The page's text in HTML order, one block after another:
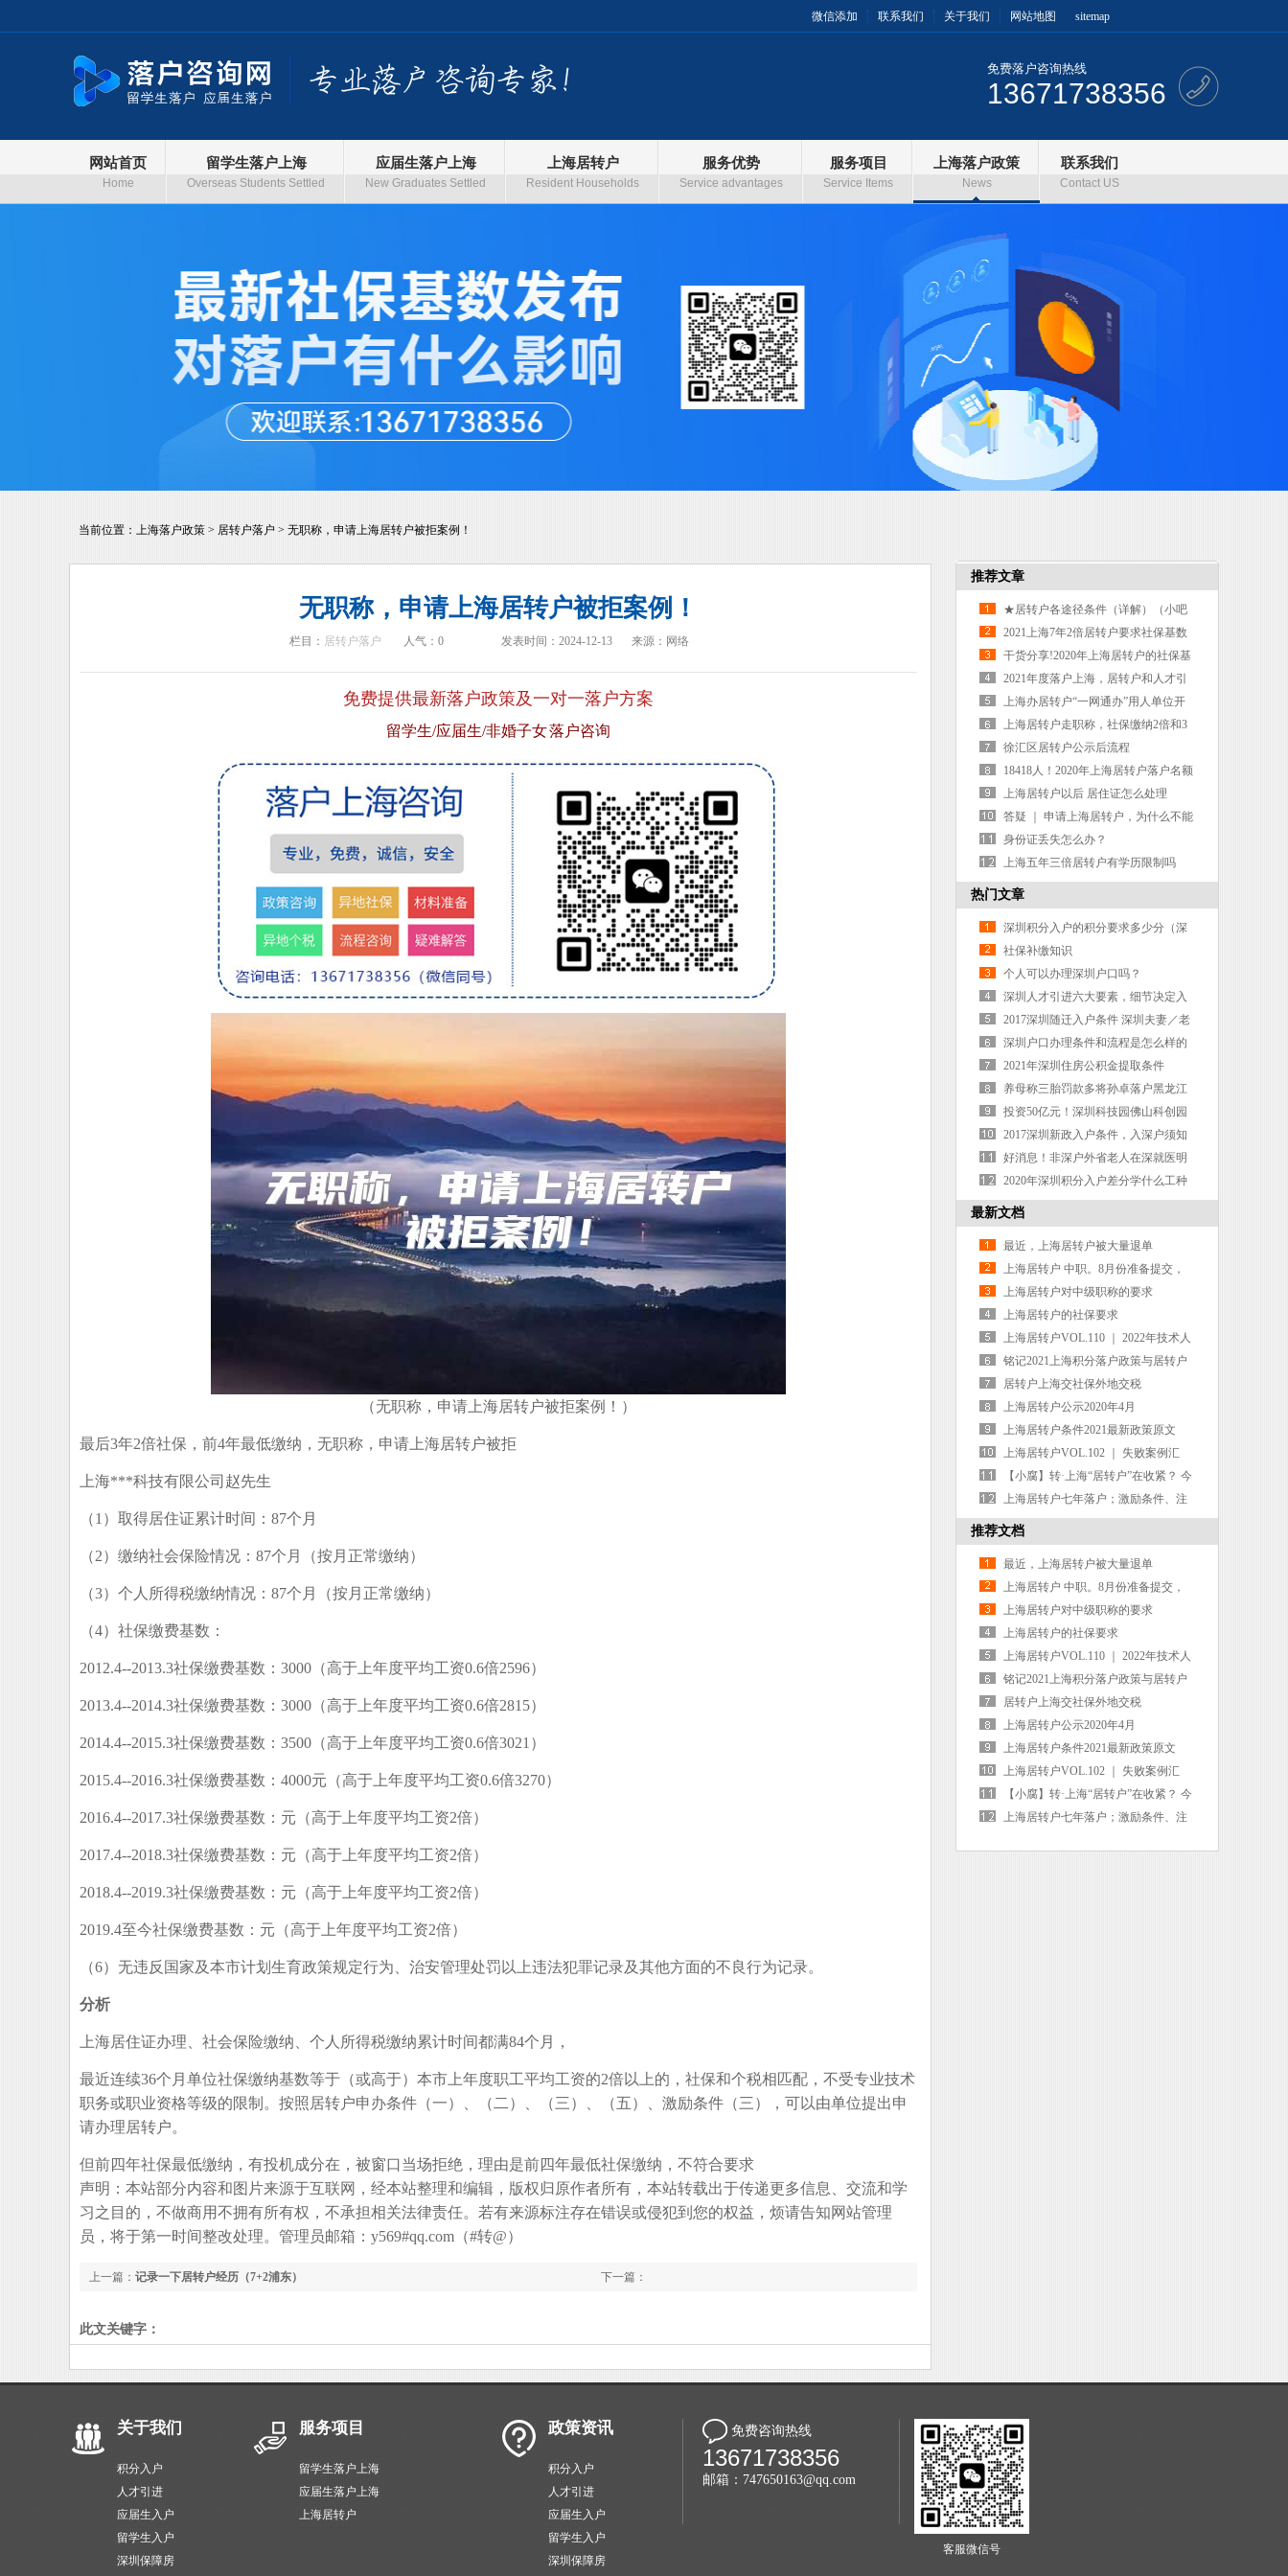
微信添加 联系我们 关于我们 网站地图 sitemap
免费落户咨询热线
13671738356
网站首页
Home
留学生落户上海
Overseas Students Settled
应届生落户上海
New Graduates Settled
上海居转户
Resident Households
服务优势
Service advantages
服务项目
Service Items
上海落户政策
News
联系我们
Contact US
当前位置： 上海落户政策 > 居转户落户 > 无职称，申请上海居转户被拒案例！
无职称，申请上海居转户被拒案例！
栏目： 居转户落户 人气： 0 发表时间：2024-12-13 来源：网络
免费提供最新落户政策及一对一落户方案
留学生/应届生/非婚子女 落户咨询
（无职称，申请上海居转户被拒案例！）
最后3年2倍社保，前4年最低缴纳，无职称，申请上海居转户被拒
上海***科技有限公司赵先生
（1）取得居住证累计时间：87个月
（2）缴纳社会保险情况：87个月（按月正常缴纳）
（3）个人所得税缴纳情况：87个月（按月正常缴纳）
（4）社保缴费基数：
2012.4--2013.3社保缴费基数：3000（高于上年度平均工资0.6倍2596）
2013.4--2014.3社保缴费基数：3000（高于上年度平均工资0.6倍2815）
2014.4--2015.3社保缴费基数：3500（高于上年度平均工资0.6倍3021）
2015.4--2016.3社保缴费基数：4000元（高于上年度平均工资0.6倍3270）
2016.4--2017.3社保缴费基数：元（高于上年度平均工资2倍）
2017.4--2018.3社保缴费基数：元（高于上年度平均工资2倍）
2018.4--2019.3社保缴费基数：元（高于上年度平均工资2倍）
2019.4至今社保缴费基数：元（高于上年度平均工资2倍）
（6）无违反国家及本市计划生育政策规定行为、治安管理处罚以上违法犯罪记录及其他方面的不良行为记录。
分析
上海居住证办理、社会保险缴纳、个人所得税缴纳累计时间都满84个月，
最近连续36个月单位社保缴纳基数等于（或高于）本市上年度职工平均工资的2倍以上的，社保和个税相匹配，不受专业技术
职务或职业资格等级的限制。按照居转户申办条件（一）、（二）、（三）、（五）、激励条件（三），可以由单位提出申
请办理居转户。
但前四年社保最低缴纳，有投机成分在，被窗口当场拒绝，理由是前四年最低社保缴纳，不符合要求
声明：本站部分内容和图片来源于互联网，经本站整理和编辑，版权归原作者所有，本站转载出于传递更多信息、交流和学
习之目的，不做商用不拥有所有权，不承担相关法律责任。若有来源标注存在错误或侵犯到您的权益，烦请告知网站管理
员，将于第一时间整改处理。管理员邮箱：y569#qq.com（#转@）
下一篇：
上一篇： 记录一下居转户经历（7+2浦东）
此文关键字：
推荐文章
★居转户各途径条件（详解）（小吧
主答疑系列5）
2021上海7年2倍居转户要求社保基数
落户条件
干货分享!2020年上海居转户的社保基
数应该怎么交？
2021年度落户上海，居转户和人才引
进全年数据分析
上海办居转户“一网通办”用人单位开
户指南
上海居转户走职称，社保缴纳2倍和3
倍有区别吗？
徐汇区居转户公示后流程
18418人！2020年上海居转户落户名额
比上年增长40%
上海居转户以后 居住证怎么处理
答疑 ｜ 申请上海居转户，为什么不能
使用外地的职称？
身份证丢失怎么办？
上海五年三倍居转户有学历限制吗
热门文章
深圳积分入户的积分要求多少分（深
圳积分入户多少分才可以入户）
社保补缴知识
个人可以办理深圳户口吗？
深圳人才引进六大要素，细节决定入
户成败！
2017深圳随迁入户条件 深圳夫妻／老
人／子女随迁入户指南
深圳户口办理条件和流程是怎么样的
呢？
2021年深圳住房公积金提取条件
养母称三胎罚款多将孙卓落户黑龙江
孙海洋最担心的问题是什么？
投资50亿元！深圳科技园佛山科创园
落户佛山西站枢纽新城
2017深圳新政入户条件，入深户须知
好消息！非深户外省老人在深就医明
年起可刷医保卡
2020年深圳积分入户差分学什么工种
最新文档
最近，上海居转户被大量退单
了。。。。
上海居转户 中职。8月份准备提交，
差了一些，有点虚
上海居转户对中级职称的要求
上海居转户的社保要求
上海居转户VOL.110 ｜ 2022年技术人
员职业资格考试时间表公布！
铭记2021上海积分落户政策与居转户
实质条件
居转户上海交社保外地交税
上海居转户公示2020年4月
上海居转户条件2021最新政策原文
（100%精准）
上海居转户VOL.102 ｜ 失败案例汇
总！这些“奇怪”的被拒理由，你占几
条？
【小腐】转·上海“居转户”在收紧？ 今
年可能是最后机会了！
上海居转户七年落户；激励条件、注
意事项！
推荐文档
最近，上海居转户被大量退单
了。。。。
上海居转户 中职。8月份准备提交，
差了一些，有点虚
上海居转户对中级职称的要求
上海居转户的社保要求
上海居转户VOL.110 ｜ 2022年技术人
员职业资格考试时间表公布！
铭记2021上海积分落户政策与居转户
实质条件
居转户上海交社保外地交税
上海居转户公示2020年4月
上海居转户条件2021最新政策原文
（100%精准）
上海居转户VOL.102 ｜ 失败案例汇
总！这些“奇怪”的被拒理由，你占几
条？
【小腐】转·上海“居转户”在收紧？ 今
年可能是最后机会了！
上海居转户七年落户；激励条件、注
关于我们
积分入户
人才引进
应届生入户
留学生入户
深圳保障房
服务项目
留学生落户上海
应届生落户上海
上海居转户
政策资讯
积分入户
人才引进
应届生入户
留学生入户
深圳保障房
免费咨询热线
13671738356
邮箱：747650163@qq.com
客服微信号